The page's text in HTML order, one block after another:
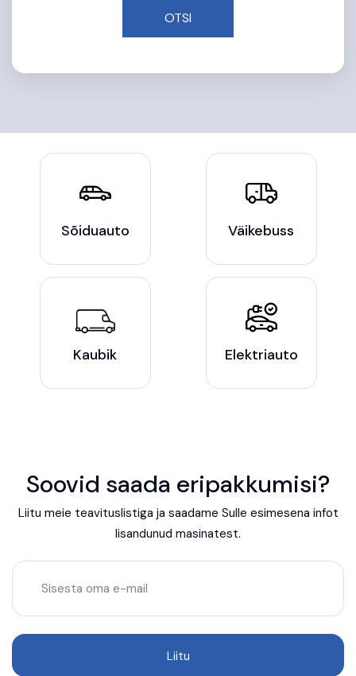
Sõiduauto Väikebuss
Kaubik Elektriauto
Soovid saada eripakkumisi?
Liitu meie teavituslistiga ja saadame Sulle esimesena infot
lisandunud masinatest.